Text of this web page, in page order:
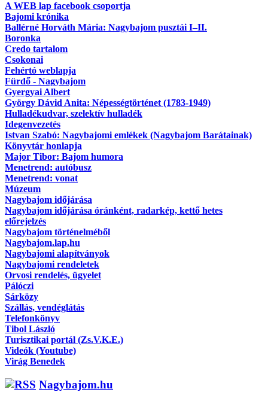
A WEB lap facebook csoportja
Bajomi krónika
Ballérné Horváth Mária: Nagybajom pusztái I–II.
Boronka
Credo tartalom
Csokonai
Fehértó weblapja
Fürdő - Nagybajom
Gyergyai Albert
György Dávid Anita: Népességtörténet (1783-1949)
Hulladékudvar, szelektív hulladék
Idegenvezetés
Istvan Szabó: Nagybajomi emlékek (Nagybajom Barátainak)
Könyvtár honlapja
Major Tibor: Bajom humora
Menetrend: autóbusz
Menetrend: vonat
Múzeum
Nagybajom időjárása
Nagybajom időjárása óránként, radarkép, kettő hetes
előrejelzés
Nagybajom történelméből
Nagybajom.lap.hu
Nagybajomi alapítványok
Nagybajomi rendeletek
Orvosi rendelés, ügyelet
Pálóczi
Sárközy
Szállás, vendéglátás
Telefonkönyv
Tibol László
Turisztikai portál (Zs.V.K.E.)
Videók (Youtube)
Virág Benedek
Nagybajom.hu